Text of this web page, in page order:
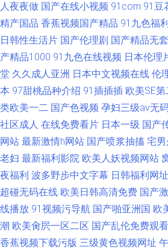
人夜夜做 国产在线小视频 91com 91豆
精产国品 香蕉视频国产精品 91九色福
日韩性生活片 国产伦理剧 国产精品无
产精品1000 91九色在线视频 日本伦理
堂 久久成人亚洲 日本中文视频在线 伦
本 97甜桃品种介绍 91插插插 欧美SE
类欧美一二 国产色视频 孕妇三级av无
社区成人 在线免费看片 日本一级 国产
网站 最新激情h网站 国产喷浆抽搐 宅
老妇 最新福利影院 欧美人妖视频网站
夜福利 波多野步中文字幕 日韩福利网
超碰无码在线 欧美日韩高清免费 国产
线播放 91视频污导航 国产啪亚洲国 欧
潮 欧美肏屄一区二区 国产乱伦免费观看
香蕉视频下载污版 三级黄色视频网址